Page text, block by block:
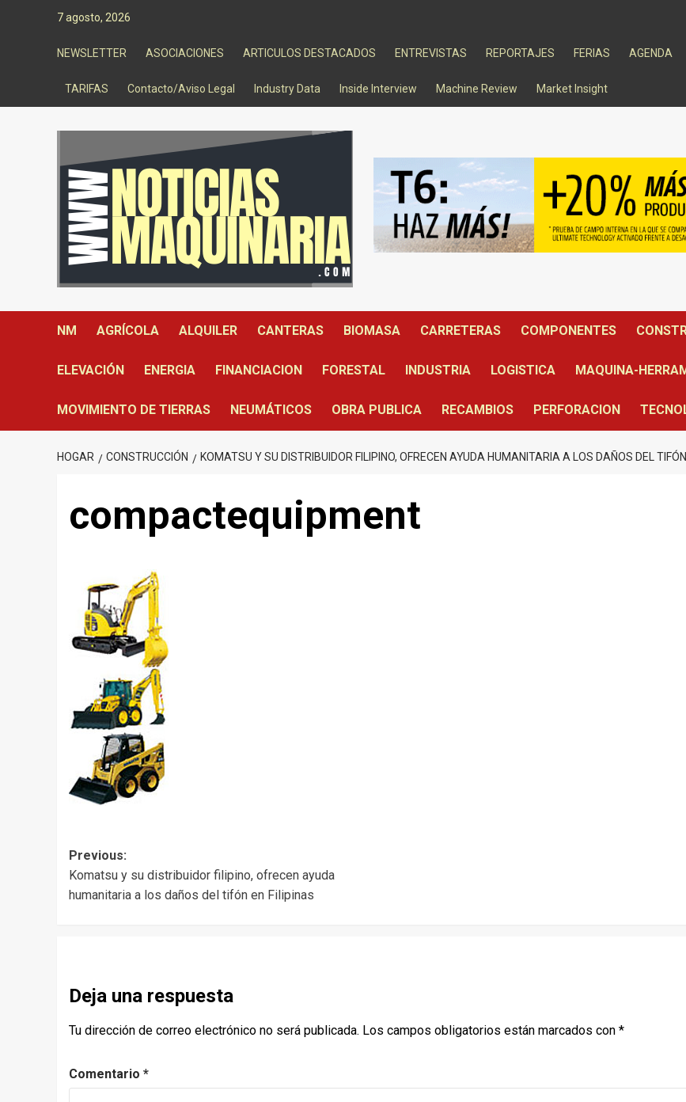
7 agosto, 2026
NEWSLETTER ASOCIACIONES ARTICULOS DESTACADOS ENTREVISTAS REPORTAJES FERIAS AGENDA
TARIFAS Contacto/Aviso Legal Industry Data Inside Interview Machine Review Market Insight
NM AGRÍCOLA ALQUILER CANTERAS BIOMASA CARRETERAS COMPONENTES
ELEVACIÓN ENERGIA FINANCIACION FORESTAL INDUSTRIA LOGISTICA MAQUINA-
MOVIMIENTO DE TIERRAS NEUMÁTICOS OBRA PUBLICA RECAMBIOS PERFORACION
HOGAR CONSTRUCCIÓN KOMATSU Y SU DISTRIBUIDOR FILIPINO, OFRECEN AYUDA HUMANITARIA A LOS DAÑOS DEL
compactequipment
Post
navigation
Previous:
Komatsu y su distribuidor filipino, ofrecen ayuda
humanitaria a los daños del tifón en Filipinas
Deja una respuesta
Tu dirección de correo electrónico no será publicada. Los campos obligatorios están marcados con *
Comentario *